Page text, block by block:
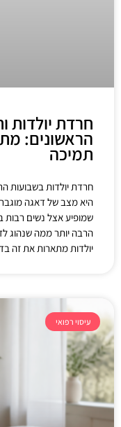
חרדת יולדות
הראשונים:
תמיכה
חרדת יולדות בשבועות
היא מצב של דאגה
שמופיע אצל נשים רבות
הרבה יותר ממה שנהוג
יולדות מתארות את זה
עיסוי רפואי